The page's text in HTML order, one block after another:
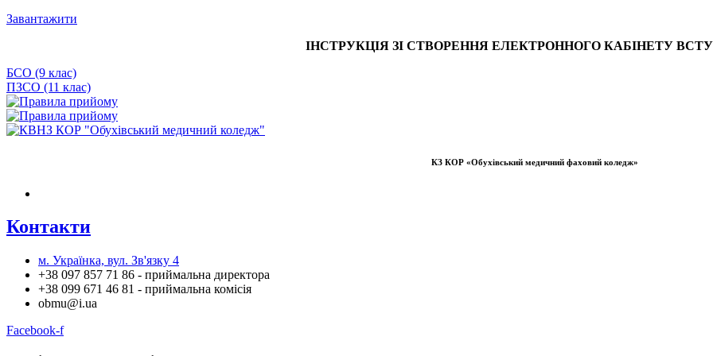
Завантажити
ІНСТРУКЦІЯ ЗІ СТВОРЕННЯ ЕЛЕКТРОННОГО КАБІНЕТУ
БСО (9 клас)
ПЗСО (11 клас)
КЗ КОР «Обухівський медичний фаховий коледж»
Контакти
м. Українка, вул. Зв'язку 4
+38 097 857 71 86 - приймальна директора
+38 099 671 46 81 - приймальна комісія
obmu@i.ua
Facebook-f